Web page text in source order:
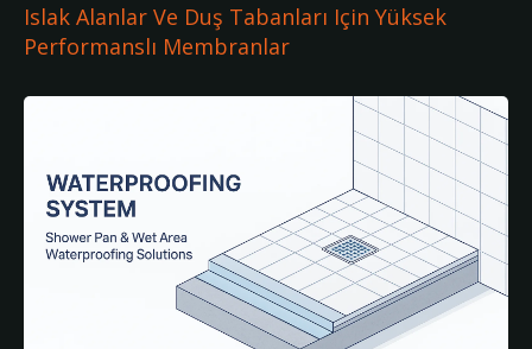
Islak Alanlar Ve Duş Tabanları Için Yüksek
Performanslı Membranlar